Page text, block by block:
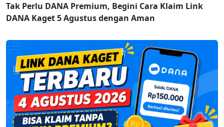
Tak Perlu DANA Premium, Begini Cara Klaim Link
DANA Kaget 5 Agustus dengan Aman